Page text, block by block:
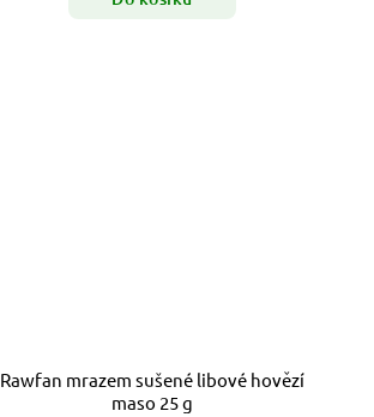
Rawfan mrazem sušené libové hovězí
maso 25 g